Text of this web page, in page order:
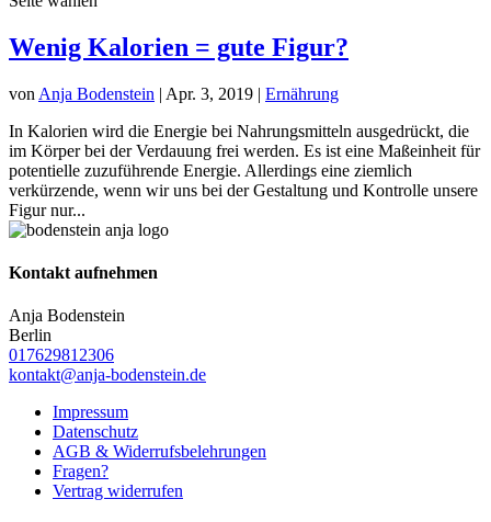
Wenig Kalorien = gute Figur?
von Anja Bodenstein | Apr. 3, 2019 | Ernährung
In Kalorien wird die Energie bei Nahrungsmitteln ausgedrückt, die
im Körper bei der Verdauung frei werden. Es ist eine Maßeinheit für
potentielle zuzuführende Energie. Allerdings eine ziemlich
verkürzende, wenn wir uns bei der Gestaltung und Kontrolle unsere
Figur nur...
Kontakt aufnehmen
Anja Bodenstein
Berlin
017629812306
kontakt@anja-bodenstein.de
Impressum
Datenschutz
AGB & Widerrufsbelehrungen
Fragen?
Vertrag widerrufen